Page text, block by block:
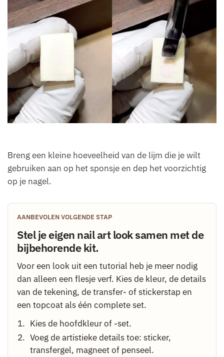
Breng een kleine hoeveelheid van de lijm die je wilt
gebruiken aan op het sponsje en dep het voorzichtig
op je nagel.
AANBEVOLEN VOLGENDE STAP
Stel je eigen nail art look samen met de
bijbehorende kit.
Voor een look uit een tutorial heb je meer nodig
dan alleen een flesje verf. Kies de kleur, de details
van de tekening, de transfer- of stickerstap en
een topcoat als één complete set.
Kies de hoofdkleur of -set.
Voeg de artistieke details toe: sticker,
transfergel, magneet of penseel.